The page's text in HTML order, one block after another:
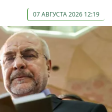
07 АВГУСТА 2026 12:19